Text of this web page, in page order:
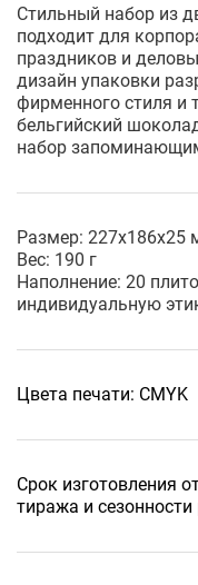
Стильный набор из
подходит для
праздников и
дизайн упаковки
фирменного стиля и
бельгийский
набор
Размер: 227х186х25
Вес: 190 г
Наполнение: 20
индивидуальную
Цвета печати: CMYK
Срок изготовления
тиража и